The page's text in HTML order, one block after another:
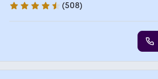
4.7 Sterne
(508)